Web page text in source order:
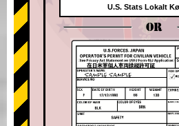
U.S. Stats Lokalt
OR